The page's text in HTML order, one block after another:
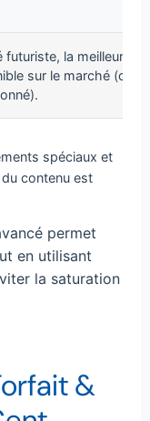
futuriste, la meilleure
sur le marché
spéciaux et
contenu est
permet
en utilisant
la saturation
&